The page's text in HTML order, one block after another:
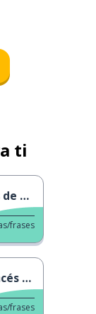
ti
frases
frases